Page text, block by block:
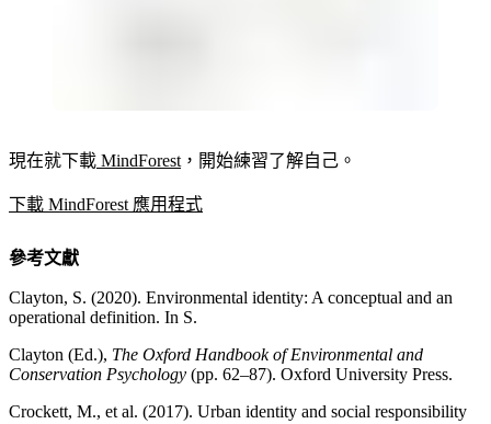
現在就下載 MindForest ，開始練習了解自己。
下載 MindForest 應用程式
參考文獻
Clayton, S. (2020). Environmental identity: A conceptual and an
operational definition. In S.
Clayton (Ed.), The Oxford Handbook of Environmental and
Conservation Psychology (pp. 62–87). Oxford University Press.
Crockett, M., et al. (2017). Urban identity and social responsibility